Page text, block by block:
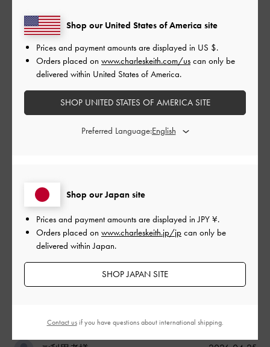
娘に
出かけ時の一軍として活躍しています。
品質
良かった
もっと見る
このレビューは役に立ちましたか？
Shop our Japan site
Prices and payment amounts are displayed inJPY ¥.
Orders placed on www.charleskeith.jp/jp can only be
delivered within Japan.
SHOP JAPAN SITE
Shop our United States of America site
Prices and payment amounts are displayed in US $.
Orders placed on www.charleskeith.com/us can only be
delivered within United States of America.
SHOP UNITED STATES OF AMERICA SITE
Preferred Language:
Contact usif you have questions about international shipping.